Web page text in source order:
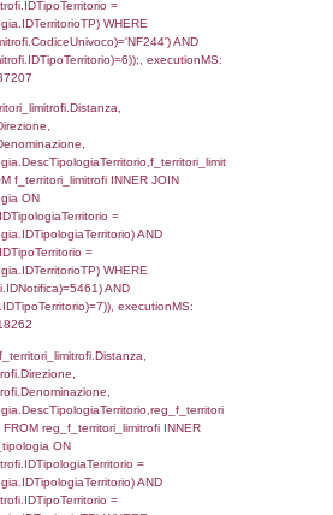
INNER JOIN
=
AND
FROM
INNER JOIN
=